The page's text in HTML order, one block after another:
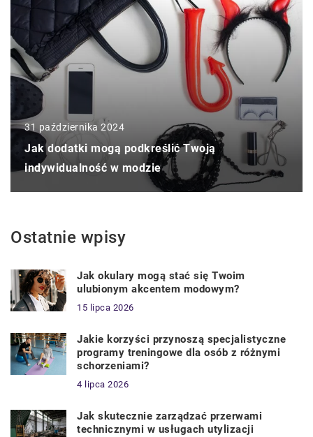
31 października 2024
Jak dodatki mogą podkreślić Twoją
indywidualność w modzie
Ostatnie wpisy
Jak okulary mogą stać się Twoim
ulubionym akcentem modowym?
15 lipca 2026
Jakie korzyści przynoszą specjalistyczne
programy treningowe dla osób z różnymi
schorzeniami?
4 lipca 2026
Jak skutecznie zarządzać przerwami
technicznymi w usługach utylizacji